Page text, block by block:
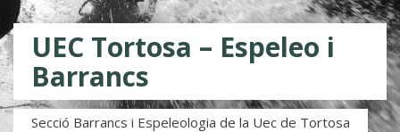
UEC Tortosa – Espeleo i
Barrancs
Secció Barrancs i Espeleologia de la Uec de Tortosa